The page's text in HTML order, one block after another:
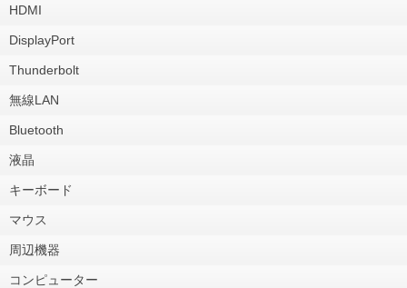
HDMI
DisplayPort
Thunderbolt
無線LAN
Bluetooth
液晶
キーボード
マウス
周辺機器
コンピューター